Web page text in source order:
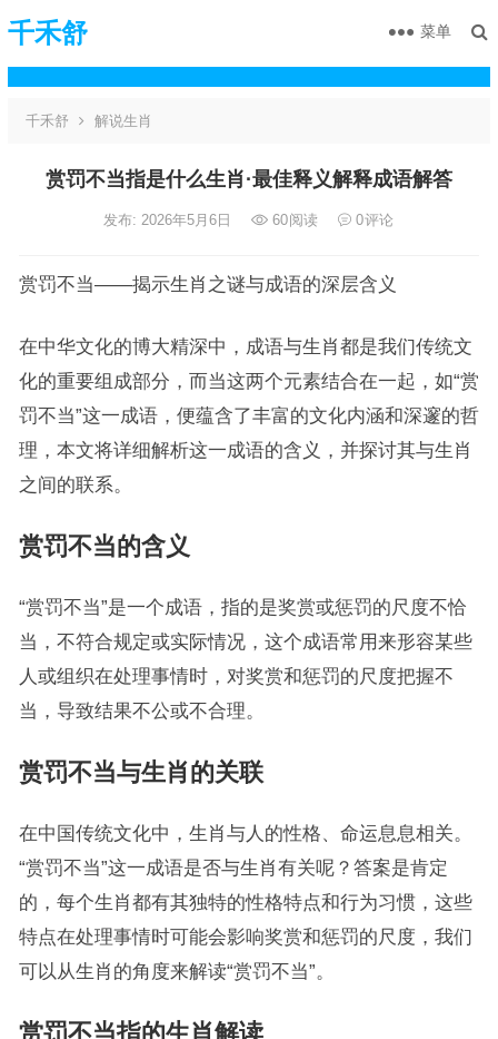
千禾舒 菜单
千禾舒 解说生肖
赏罚不当指是什么生肖·最佳释义解释成语解答
发布: 2026年5月6日 60阅读 0评论
赏罚不当——揭示生肖之谜与成语的深层含义
在中华文化的博大精深中，成语与生肖都是我们传统文
化的重要组成部分，而当这两个元素结合在一起，如“赏
罚不当”这一成语，便蕴含了丰富的文化内涵和深邃的哲
理，本文将详细解析这一成语的含义，并探讨其与生肖
之间的联系。
赏罚不当的含义
“赏罚不当”是一个成语，指的是奖赏或惩罚的尺度不恰
当，不符合规定或实际情况，这个成语常用来形容某些
人或组织在处理事情时，对奖赏和惩罚的尺度把握不
当，导致结果不公或不合理。
赏罚不当与生肖的关联
在中国传统文化中，生肖与人的性格、命运息息相关。
“赏罚不当”这一成语是否与生肖有关呢？答案是肯定
的，每个生肖都有其独特的性格特点和行为习惯，这些
特点在处理事情时可能会影响奖赏和惩罚的尺度，我们
可以从生肖的角度来解读“赏罚不当”。
赏罚不当指的生肖解读